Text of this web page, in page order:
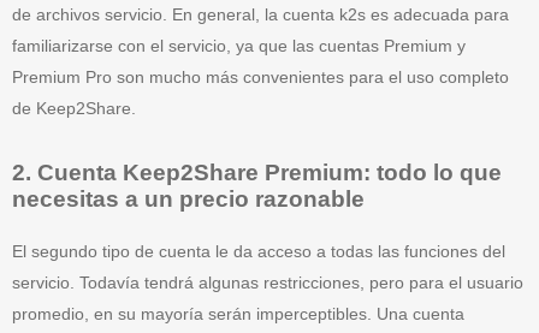
de archivos servicio. En general, la cuenta k2s es adecuada para
familiarizarse con el servicio, ya que las cuentas Premium y
Premium Pro son mucho más convenientes para el uso completo
de Keep2Share.
2. Cuenta Keep2Share Premium: todo lo que
necesitas a un precio razonable
El segundo tipo de cuenta le da acceso a todas las funciones del
servicio. Todavía tendrá algunas restricciones, pero para el usuario
promedio, en su mayoría serán imperceptibles. Una cuenta